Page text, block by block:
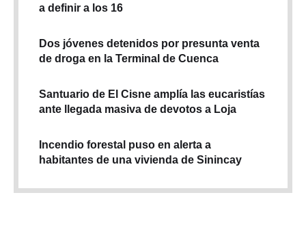
a definir a los 16
Dos jóvenes detenidos por presunta venta
de droga en la Terminal de Cuenca
Santuario de El Cisne amplía las eucaristías
ante llegada masiva de devotos a Loja
Incendio forestal puso en alerta a
habitantes de una vivienda de Sinincay